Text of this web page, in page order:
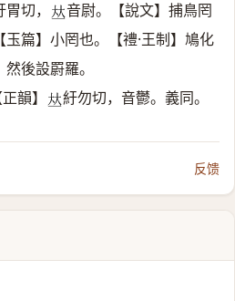
切， 𠀤音尉。【說文】捕鳥罔
玉篇】小罔也。【禮·王制】鳩化
後設罻羅。
韻】 𠀤紆勿切，音鬱。義同。
反馈